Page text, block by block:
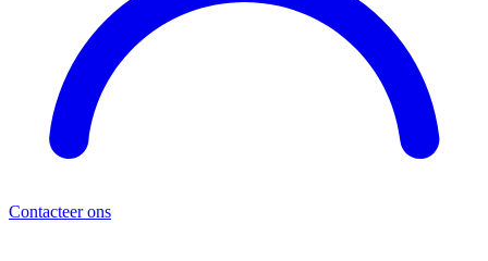
Contacteer ons